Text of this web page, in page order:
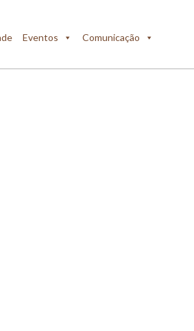
Eventos Comunicação